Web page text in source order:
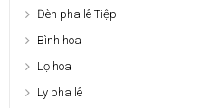
Đèn pha lê Tiệp
Bình hoa
Lọ hoa
Ly pha lê